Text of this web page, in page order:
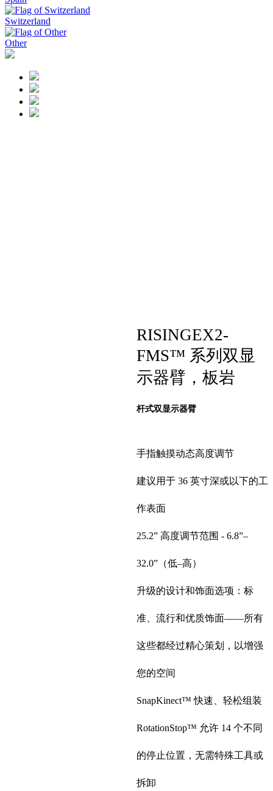
Switzerland
Other
RISINGEX2-
FMS™ 系列双显
示器臂，板岩
杆式双显示器臂
手指触摸动态高度调节
建议用于 36 英寸深或以下的工
作表面
25.2” 高度调节范围 - 6.8”–
32.0”（低–高）
升级的设计和饰面选项：标
准、流行和优质饰面——所有
这些都经过精心策划，以增强
您的空间
SnapKinect™ 快速、轻松组装
RotationStop™ 允许 14 个不同
的停止位置，无需特殊工具或
拆卸